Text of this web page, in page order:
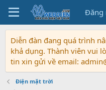
Đăng
Diễn đàn đang quá trình
khả dụng. Thành viên vui
tin xin gửi về email:
Điện mặt trời